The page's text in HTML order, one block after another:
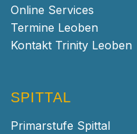
Online Services
Termine Leoben
Kontakt Trinity Leoben
SPITTAL
Primarstufe Spittal